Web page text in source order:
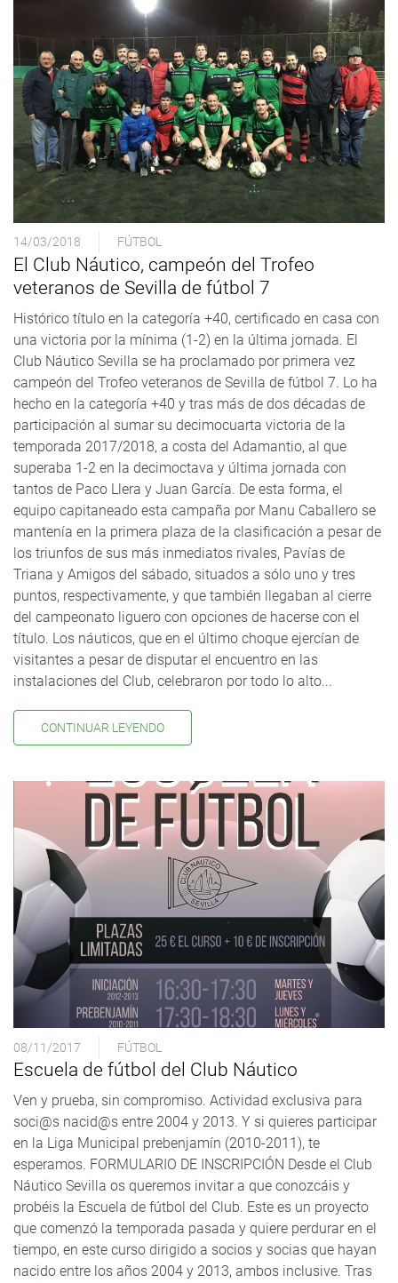
14/03/2018 FÚTBOL
El Club Náutico, campeón del Trofeo
veteranos de Sevilla de fútbol 7
Histórico título en la categoría +40, certificado en casa con
una victoria por la mínima (1-2) en la última jornada. El
Club Náutico Sevilla se ha proclamado por primera vez
campeón del Trofeo veteranos de Sevilla de fútbol 7. Lo ha
hecho en la categoría +40 y tras más de dos décadas de
participación al sumar su decimocuarta victoria de la
temporada 2017/2018, a costa del Adamantio, al que
superaba 1-2 en la decimoctava y última jornada con
tantos de Paco Llera y Juan García. De esta forma, el
equipo capitaneado esta campaña por Manu Caballero se
mantenía en la primera plaza de la clasificación a pesar de
los triunfos de sus más inmediatos rivales, Pavías de
Triana y Amigos del sábado, situados a sólo uno y tres
puntos, respectivamente, y que también llegaban al cierre
del campeonato liguero con opciones de hacerse con el
título. Los náuticos, que en el último choque ejercían de
visitantes a pesar de disputar el encuentro en las
instalaciones del Club, celebraron por todo lo alto...
CONTINUAR LEYENDO
08/11/2017 FÚTBOL
Escuela de fútbol del Club Náutico
Ven y prueba, sin compromiso. Actividad exclusiva para
soci@s nacid@s entre 2004 y 2013. Y si quieres participar
en la Liga Municipal prebenjamín (2010-2011), te
esperamos. FORMULARIO DE INSCRIPCIÓN Desde el Club
Náutico Sevilla os queremos invitar a que conozcáis y
probéis la Escuela de fútbol del Club. Este es un proyecto
que comenzó la temporada pasada y quiere perdurar en el
tiempo, en este curso dirigido a socios y socias que hayan
nacido entre los años 2004 y 2013, ambos inclusive. Tras